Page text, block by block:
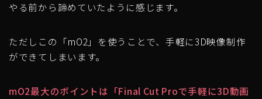
やる前から諦めていたように感じます。
ただしこの「mO2」を使うことで、手軽に3D映像制作
ができてしまいます。
mO2最大のポイントは 「Final Cut Proで手軽に3D動画